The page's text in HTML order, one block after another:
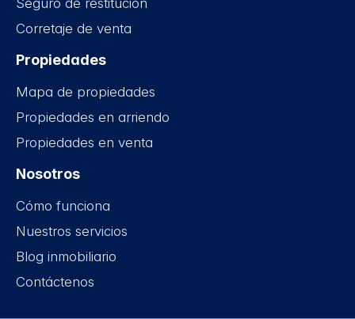
Seguro de restitución
Corretaje de venta
Propiedades
Mapa de propiedades
Propiedades en arriendo
Propiedades en venta
Nosotros
Cómo funciona
Nuestros servicios
Blog inmobiliario
Contáctenos